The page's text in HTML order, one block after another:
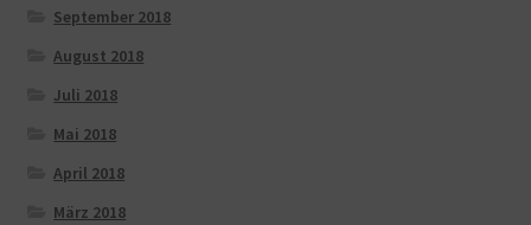
September 2018
August 2018
Juli 2018
Mai 2018
April 2018
März 2018